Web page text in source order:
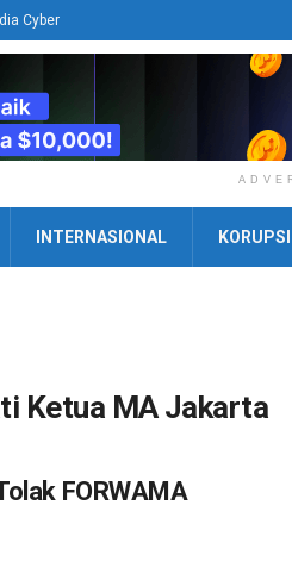
Cyber
INTERNASIONAL KORUPSI
Ketua MA Jakarta
FORWAMA